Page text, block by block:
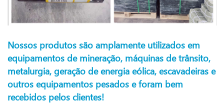
Nossos produtos são amplamente utilizados em
equipamentos de mineração, máquinas de trânsito,
metalurgia, geração de energia eólica, escavadeiras e
outros equipamentos pesados ​​e foram bem
recebidos pelos clientes!